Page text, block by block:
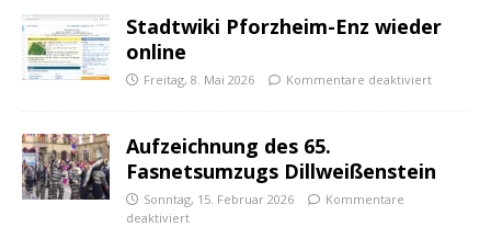
Stadtwiki Pforzheim-Enz wieder
online
Freitag, 8. Mai 2026 Kommentare deaktiviert
Aufzeichnung des 65.
Fasnetsumzugs Dillweißenstein
Sonntag, 15. Februar 2026
Kommentare
deaktiviert